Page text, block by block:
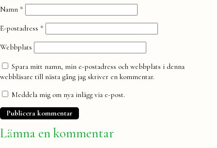
Namn *
E-postadress *
Webbplats
Spara mitt namn, min e-postadress och webbplats i denna
webbläsare till nästa gång jag skriver en kommentar.
Meddela mig om nya inlägg via e-post.
Lämna en kommentar